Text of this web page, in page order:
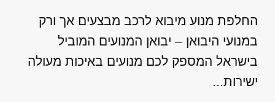
החלפת מנוע מיבוא לרכב מבצעים אך ורק
במנועי היבואן – יבואן המנועים המוביל
בישראל המספק לכם מנועים באיכות מעולה
ישירות...